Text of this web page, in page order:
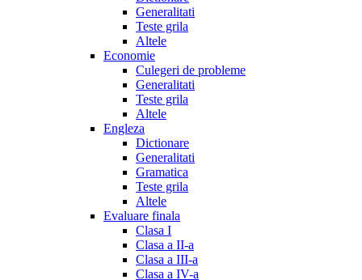
Generalitati
Teste grila
Altele
Economie
Culegeri de probleme
Generalitati
Teste grila
Altele
Engleza
Dictionare
Generalitati
Gramatica
Teste grila
Altele
Evaluare finala
Clasa I
Clasa a II-a
Clasa a III-a
Clasa a IV-a